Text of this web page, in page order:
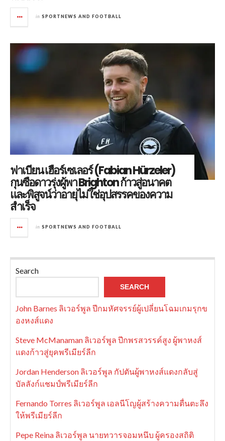
in SPORTNEWS AND FOOTBALL
ฟาเบียน เฮือร์เซเลอร์ (Fabian Hürzeler)
กุนซือดาวรุ่งผู้พา Brighton ก้าวสู่อนาคต
และพิสูจน์ว่าอายุไม่ใช่อุปสรรคของความ
สำเร็จ
in SPORTNEWS AND FOOTBALL
Search
SEARCH
John Barnes ลิเวอร์พูล ปีกมหัศจรรย์ผู้เปลี่ยนโฉมเกมรุกข
องหงส์แดง
Steve McManaman ลิเวอร์พูล ปีกพรสวรรค์สูง ผู้พาหงส์
แดงก้าวสู่ยุคพรีเมียร์ลีก
Jordan Henderson ลิเวอร์พูล กัปตันผู้พาหงส์แดงกลับสู่
บัลลังก์แชมป์พรีเมียร์ลีก
Fernando Torres ลิเวอร์พูล เอลนีโญผู้สร้างความตื่นตะลึง
ให้พรีเมียร์ลีก
Pepe Reina ลิเวอร์พูล นายทวารจอมหนึบ ผู้ครองสถิติ